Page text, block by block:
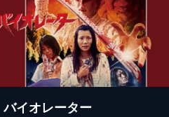
バイオレーター